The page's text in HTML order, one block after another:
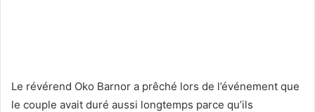
Le révérend Oko Barnor a prêché lors de l’événement que
le couple avait duré aussi longtemps parce qu’ils